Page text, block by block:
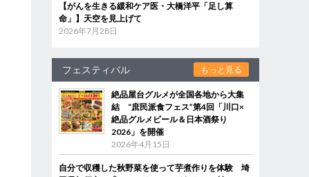
【がんを生きる緩和ケア医・大橋洋平「足し算
命」】天空を見上げて
2026年7月28日
フェスティバル もっと見る
絶品屋台グルメが全国各地から大集
結 “庶民派食フェス”第4回「川口×
絶品グルメビール＆日本酒祭り
2026」を開催
2026年4月15日
自分で収穫した秋野菜を使って芋煮作りを体験 埼